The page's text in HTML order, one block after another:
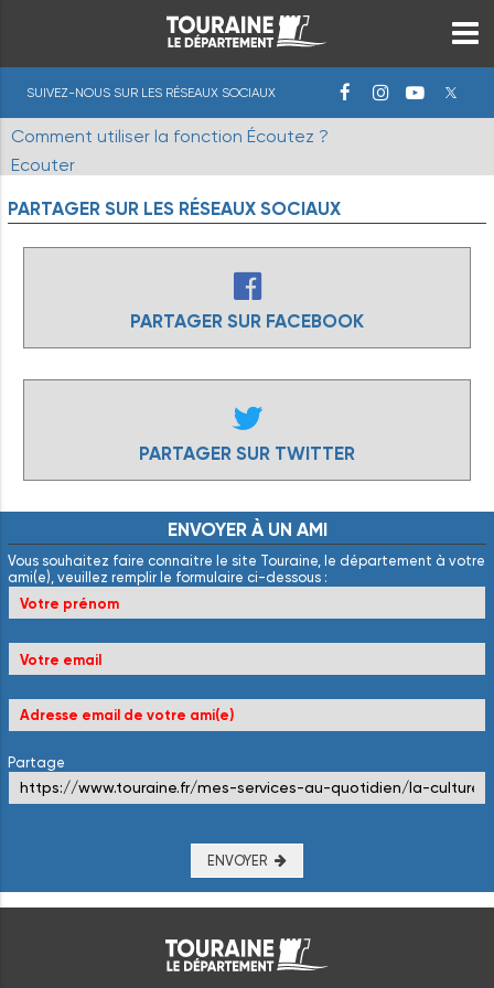
SUIVEZ-NOUS SUR LES RÉSEAUX SOCIAUX
Comment utiliser la fonction Écoutez ?
Ecouter
PARTAGER SUR LES RÉSEAUX SOCIAUX
PARTAGER SUR FACEBOOK
PARTAGER SUR TWITTER
ENVOYER À UN AMI
Vous souhaitez faire connaitre le site Touraine, le département à votre
ami(e), veuillez remplir le formulaire ci-dessous :
Partage
ENVOYER